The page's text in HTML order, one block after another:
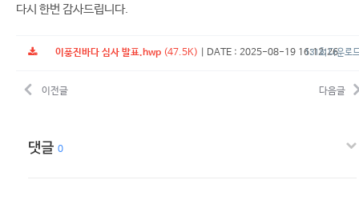
다시 한번 감사드립니다.
이풍진바다 심사 발표.hwp (47.5K) 131회 다운로
DATE : 2025-08-19 16:12:26
이전글 다음글
댓글 0